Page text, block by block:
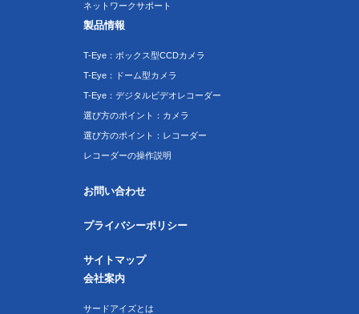
ネットワークサポート
製品情報
T-Eye：ボックス型CCDカメラ
T-Eye：ドーム型カメラ
T-Eye：デジタルビデオレコーダー
選び方のポイント：カメラ
選び方のポイント：レコーダー
レコーダーの操作説明
お問い合わせ
プライバシーポリシー
サイトマップ
会社案内
サードアイズとは